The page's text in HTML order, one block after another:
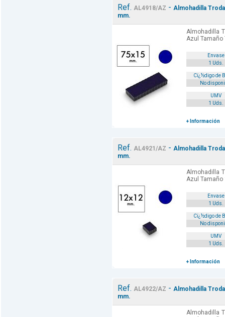
Ref. AL4918/AZ - Almohadilla
mm.
Almohadilla
Azul Tamaño
Envase
1 Uds.
Cï¿½digo de
No
UMV
1 Uds.
+ Información
Ref. AL4921/AZ - Almohadilla
mm.
Almohadilla
Azul Tamaño
Envase
1 Uds.
Cï¿½digo de
No
UMV
1 Uds.
+ Información
Ref. AL4922/AZ - Almohadilla
mm.
Almohadilla